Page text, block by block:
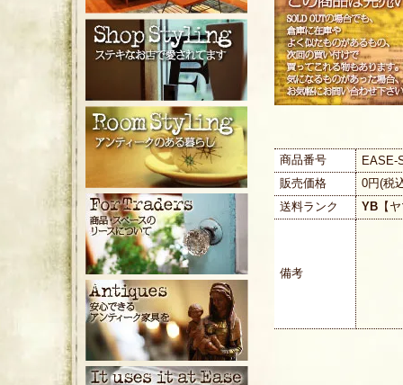
商品番号
EASE-
販売価格
0円(税
送料ランク
YB 【
備考